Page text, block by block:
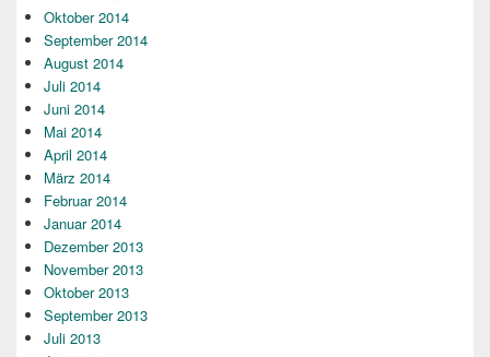
Oktober 2014
September 2014
August 2014
Juli 2014
Juni 2014
Mai 2014
April 2014
März 2014
Februar 2014
Januar 2014
Dezember 2013
November 2013
Oktober 2013
September 2013
Juli 2013